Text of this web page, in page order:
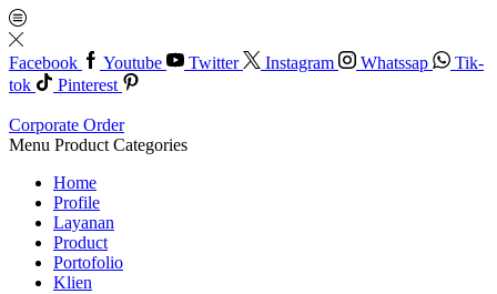
Facebook Youtube Twitter Instagram Whatssap
Tik-
tok
Pinterest
Corporate Order
Menu Product Categories
Home
Profile
Layanan
Product
Portofolio
Klien